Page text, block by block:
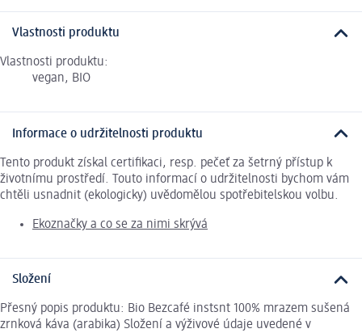
Vlastnosti produktu
Vlastnosti produktu:
vegan, BIO
Informace o udržitelnosti produktu
Tento produkt získal certifikaci, resp. pečeť za šetrný přístup k
životnímu prostředí. Touto informací o udržitelnosti bychom vám
chtěli usnadnit (ekologicky) uvědomělou spotřebitelskou volbu.
Ekoznačky a co se za nimi skrývá
Složení
Přesný popis produktu: Bio Bezcafé instsnt 100% mrazem sušená
zrnková káva (arabika) Složení a výživové údaje uvedené v